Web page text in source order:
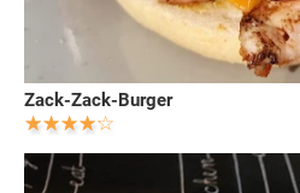
Zack-Zack-Burger